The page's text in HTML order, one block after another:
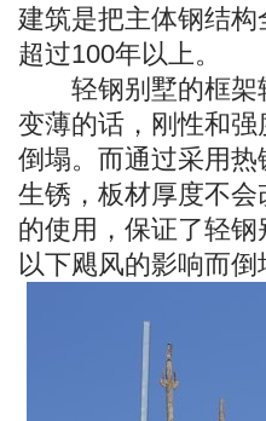
建筑是把主体钢结
超过100年以上。
轻钢别墅的框架
变薄的话，刚性和
倒塌。而通过采用
生锈，板材厚度不
的使用，保证了轻
以下飓风的影响而倒